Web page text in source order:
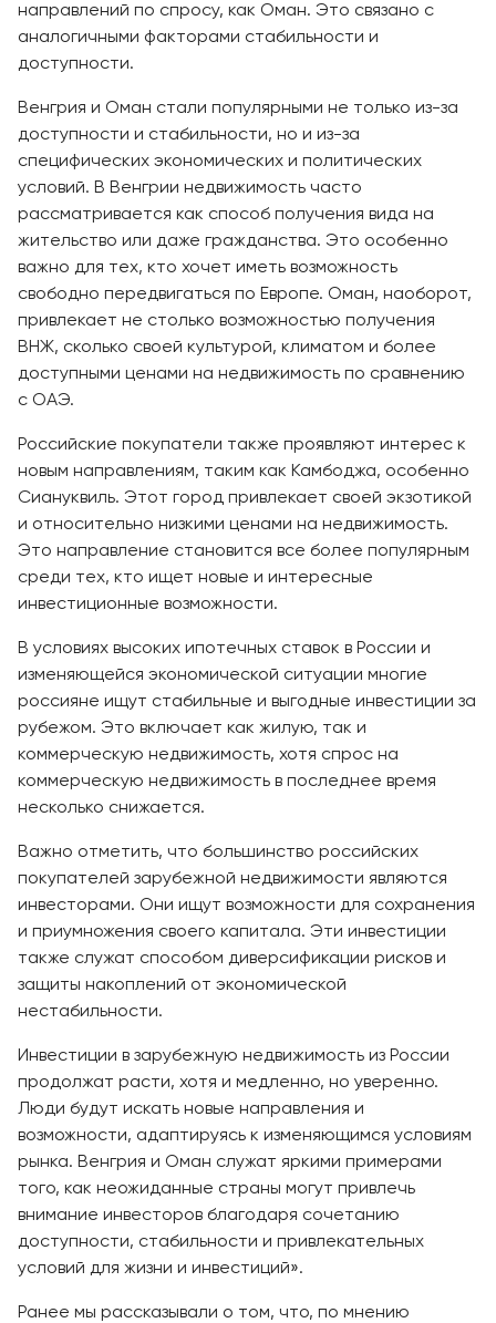
направлений по спросу, как Оман. Это связано с
аналогичными факторами стабильности и
доступности.
Венгрия и Оман стали популярными не только из-за
доступности и стабильности, но и из-за
специфических экономических и политических
условий. В Венгрии недвижимость часто
рассматривается как способ получения вида на
жительство или даже гражданства. Это особенно
важно для тех, кто хочет иметь возможность
свободно передвигаться по Европе. Оман, наоборот,
привлекает не столько возможностью получения
ВНЖ, сколько своей культурой, климатом и более
доступными ценами на недвижимость по сравнению
с ОАЭ.
Российские покупатели также проявляют интерес к
новым направлениям, таким как Камбоджа, особенно
Сиануквиль. Этот город привлекает своей экзотикой
и относительно низкими ценами на недвижимость.
Это направление становится все более популярным
среди тех, кто ищет новые и интересные
инвестиционные возможности.
В условиях высоких ипотечных ставок в России и
изменяющейся экономической ситуации многие
россияне ищут стабильные и выгодные инвестиции за
рубежом. Это включает как жилую, так и
коммерческую недвижимость, хотя спрос на
коммерческую недвижимость в последнее время
несколько снижается.
Важно отметить, что большинство российских
покупателей зарубежной недвижимости являются
инвесторами. Они ищут возможности для сохранения
и приумножения своего капитала. Эти инвестиции
также служат способом диверсификации рисков и
защиты накоплений от экономической
нестабильности.
Инвестиции в зарубежную недвижимость из России
продолжат расти, хотя и медленно, но уверенно.
Люди будут искать новые направления и
возможности, адаптируясь к изменяющимся условиям
рынка. Венгрия и Оман служат яркими примерами
того, как неожиданные страны могут привлечь
внимание инвесторов благодаря сочетанию
доступности, стабильности и привлекательных
условий для жизни и инвестиций».
Ранее мы рассказывали о том, что, по мнению